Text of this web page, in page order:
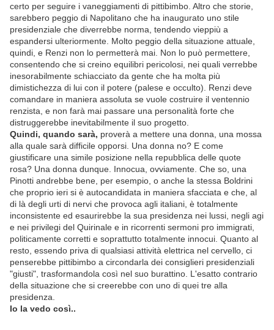
certo per seguire i vaneggiamenti di pittibimbo. Altro che storie,
sarebbero peggio di Napolitano che ha inaugurato uno stile
presidenziale che diverrebbe norma, tendendo vieppiù a
espandersi ulteriormente. Molto peggio della situazione attuale,
quindi, e Renzi non lo permetterà mai. Non lo può permettere,
consentendo che si creino equilibri pericolosi, nei quali verrebbe
inesorabilmente schiacciato da gente che ha molta più
dimistichezza di lui con il potere (palese e occulto). Renzi deve
comandare in maniera assoluta se vuole costruire il ventennio
renzista, e non farà mai passare una personalità forte che
distruggerebbe inevitabilmente il suo progetto.
Quindi, quando sarà, proverà a mettere una donna, una mossa
alla quale sarà difficile opporsi. Una donna no? E come
giustificare una simile posizione nella repubblica delle quote
rosa? Una donna dunque. Innocua, ovviamente. Che so, una
Pinotti andrebbe bene, per esempio, o anche la stessa Boldrini
che proprio ieri si è autocandidata in maniera sfacciata e che, al
di là degli urti di nervi che provoca agli italiani, è totalmente
inconsistente ed esaurirebbe la sua presidenza nei lussi, negli agi
e nei privilegi del Quirinale e in ricorrenti sermoni pro immigrati,
politicamente corretti e soprattutto totalmente innocui. Quanto al
resto, essendo priva di qualsiasi attività elettrica nel cervello, ci
penserebbe pittibimbo a circondarla dei consiglieri presidenziali
"giusti", trasformandola così nel suo burattino. L'esatto contrario
della situazione che si creerebbe con uno di quei tre alla
presidenza.
Io la vedo così..